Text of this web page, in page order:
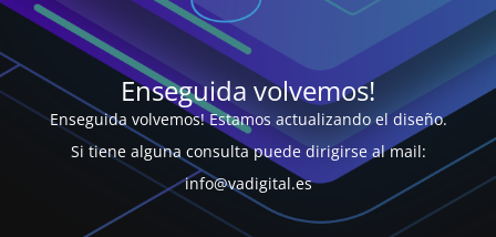
Enseguida volvemos!
Enseguida volvemos! Estamos actualizando el diseño.
Si tiene alguna consulta puede dirigirse al mail:
info@vadigital.es